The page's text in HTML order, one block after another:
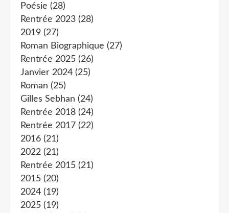
Poésie (28)
Rentrée 2023 (28)
2019 (27)
Roman Biographique (27)
Rentrée 2025 (26)
Janvier 2024 (25)
Roman (25)
Gilles Sebhan (24)
Rentrée 2018 (24)
Rentrée 2017 (22)
2016 (21)
2022 (21)
Rentrée 2015 (21)
2015 (20)
2024 (19)
2025 (19)